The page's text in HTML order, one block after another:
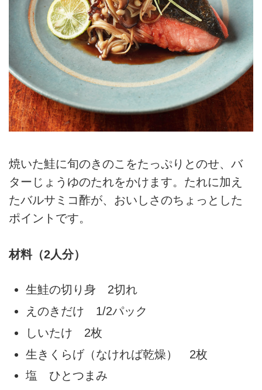
焼いた鮭に旬のきのこをたっぷりとのせ、バ
ターじょうゆのたれをかけます。たれに加え
たバルサミコ酢が、おいしさのちょっとした
ポイントです。
材料（2人分）
生鮭の切り身 2切れ
えのきだけ 1/2パック
しいたけ 2枚
生きくらげ（なければ乾燥） 2枚
塩 ひとつまみ